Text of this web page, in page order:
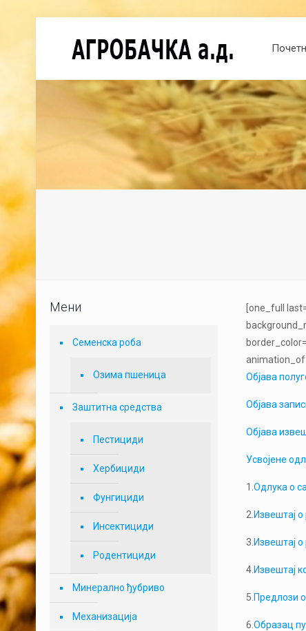
[one_full
Објава
Објава
Објава
Усвојене
1. Одлука о
2. Извештај
3. Извештај
4. Извештај
5. Предлози
6. Образац
Мени
Семенска роба
Озима пшеница
Заштитна средства
Пестициди
Хербициди
Фунгициди
Инсектициди
Родентициди
Минерално ђубриво
Механизација